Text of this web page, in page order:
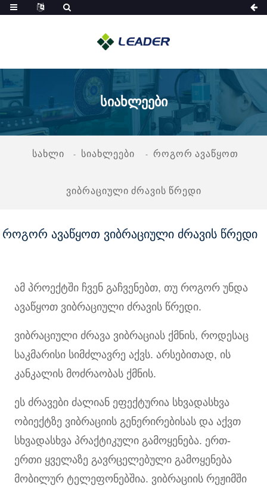
Სიახლეები
Სახლი Სიახლეები Როგორ Ავაწყოთ
Ვიბრაციული Ძრავის Წრედი
როგორ ავაწყოთ ვიბრაციული ძრავის წრედი
ამ პროექტში ჩვენ გაჩვენებთ, თუ როგორ უნდა
ავაწყოთ ვიბრაციული ძრავის წრედი.
ვიბრაციული ძრავა ვიბრაციას ქმნის, როდესაც
საკმარისი სიმძლავრე აქვს. არსებითად, ის
კანკალის მოძრაობას ქმნის.
ეს ძრავები ძალიან ეფექტურია სხვადასხვა
ობიექტზე ვიბრაციის გენერირებისას და აქვთ
სხვადასხვა პრაქტიკული გამოყენება. ერთ-
ერთი ყველაზე გავრცელებული გამოყენება
მობილურ ტელეფონებშია. ვიბრაციის რეჟიმში